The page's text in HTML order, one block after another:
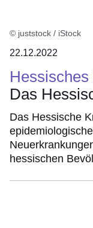
© juststock / iStock
22.12.2022
Das
Das Hessische
hessischen